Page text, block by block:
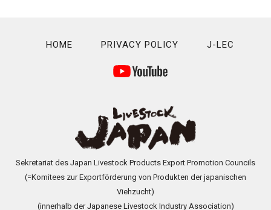
HOME PRIVACY POLICY J-LEC
Sekretariat des Japan Livestock Products Export Promotion Councils
(=Komitees zur Exportförderung von Produkten der japanischen
Viehzucht)
(innerhalb der Japanese Livestock Industry Association)